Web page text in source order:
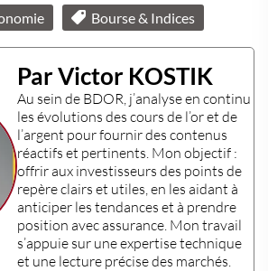
Bourse & Indices
Par Victor KOSTIK
Au sein de BDOR , j’analyse en continu
les évolutions des cours de l’oret de
l’argent pour fournir des contenus
réactifs et pertinents. Mon objectif :
offrir aux investisseurs des points de
repère clairs et utiles, en les aidant à
anticiper les tendances et à prendre
position avec assurance. Mon travail
s’appuie sur uneexpertise technique
et une lecture précise des marchés.